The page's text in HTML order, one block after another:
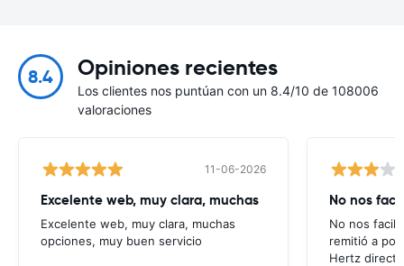
8.4 Opiniones recientes
Los clientes nos puntúan con un 8.4/10 de 108006
valoraciones
11-06-2026
Excelente web, muy clara, muchas
Excelente web, muy clara, muchas
opciones, muy buen servicio
No nos
No nos
remitió a
Hertz